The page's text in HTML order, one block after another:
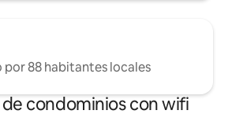
por 88 habitantes locales
condominios con wifi